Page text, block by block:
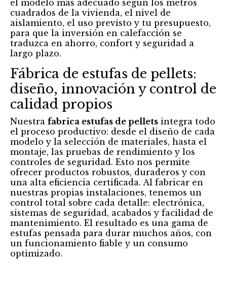
el modelo más adecuado según los metros
cuadrados de la vivienda, el nivel de
aislamiento, el uso previsto y tu presupuesto,
para que la inversión en calefacción se
traduzca en ahorro, confort y seguridad a
largo plazo.
Fábrica de estufas de pellets:
diseño, innovación y control de
calidad propios
Nuestra fabrica estufas de pellets integra todo
el proceso productivo: desde el diseño de cada
modelo y la selección de materiales, hasta el
montaje, las pruebas de rendimiento y los
controles de seguridad. Esto nos permite
ofrecer productos robustos, duraderos y con
una alta eficiencia certificada. Al fabricar en
nuestras propias instalaciones, tenemos un
control total sobre cada detalle: electrónica,
sistemas de seguridad, acabados y facilidad de
mantenimiento. El resultado es una gama de
estufas pensada para durar muchos años, con
un funcionamiento fiable y un consumo
optimizado.